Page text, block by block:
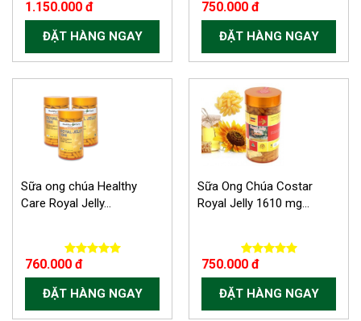
1.150.000 đ
ĐẶT HÀNG NGAY
750.000 đ
ĐẶT HÀNG NGAY
Sữa ong chúa Healthy
Care Royal Jelly...
760.000 đ
ĐẶT HÀNG NGAY
Sữa Ong Chúa Costar
Royal Jelly 1610 mg...
750.000 đ
ĐẶT HÀNG NGAY